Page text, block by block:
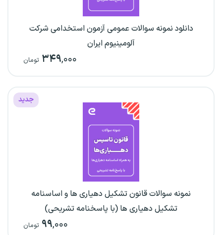
دانلود نمونه سوالات عمومی آزمون استخدامی شرکت
آلومینیوم ایران
۳۴۹,۰۰۰ تومان
جدید
نمونه سوالات قانون تشکیل دهیاری ها و اساسنامه
تشکیل دهیاری ها (با پاسخنامه تشریحی)
۹۹,۰۰۰ تومان